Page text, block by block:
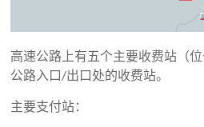
高速公路上有五个主要收费站（
公路入口/出口处的收费站。
主要支付站：